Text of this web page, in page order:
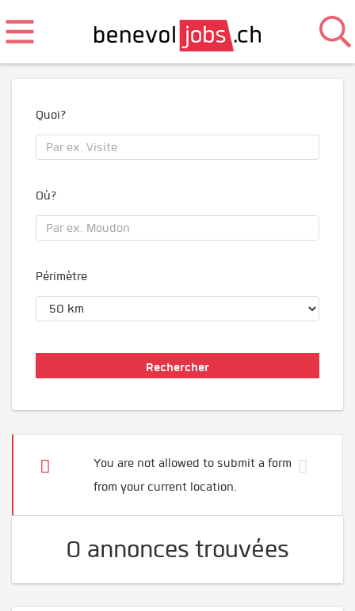
Quoi?
Où?
Périmètre
You are not allowed to submit a form
from your current location.
0 annonces trouvées